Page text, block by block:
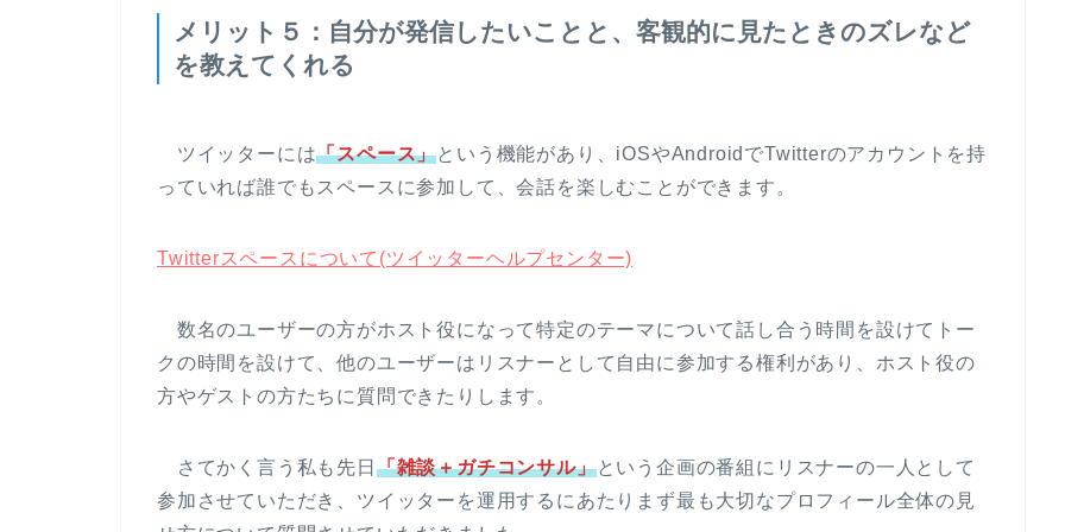
メリット５：自分が発信したいことと、客観的に見たときのズレなど
を教えてくれる
ツイッターには「スペース」という機能があり、iOSやAndroidでTwitterのアカウントを持
っていれば誰でもスペースに参加して、会話を楽しむことができます。
Twitterスペースについて(ツイッターヘルプセンター)
数名のユーザーの方がホスト役になって特定のテーマについて話し合う時間を設けてトー
クの時間を設けて、他のユーザーはリスナーとして自由に参加する権利があり、ホスト役の
方やゲストの方たちに質問できたりします。
さてかく言う私も先日 「雑談＋ガチコンサル」という企画の番組にリスナーの一人として
参加させていただき、ツイッターを運用するにあたりまず最も大切なプロフィール全体の見